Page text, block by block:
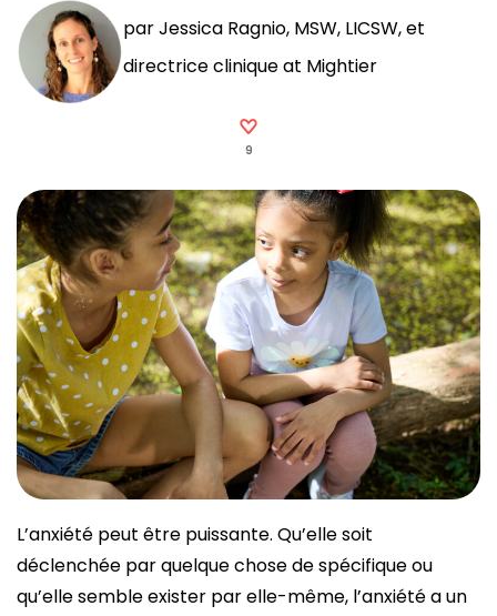
par Jessica Ragnio, MSW, LICSW, et
directrice clinique at Mightier
9
L’anxiété peut être puissante. Qu’elle soit
déclenchée par quelque chose de spécifique ou
qu’elle semble exister par elle-même, l’anxiété a un